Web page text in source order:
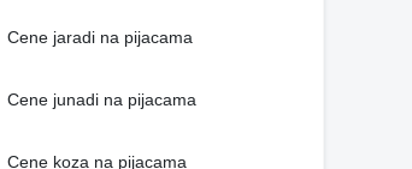
Cene jaradi na pijacama
Cene junadi na pijacama
Cene koza na pijacama